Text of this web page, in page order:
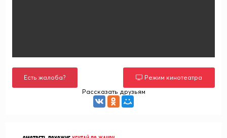
Есть жалоба?
Режим кинотеатра
Рассказать друзьям